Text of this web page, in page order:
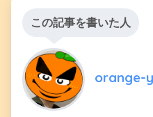
この記事を書いた人
orange-